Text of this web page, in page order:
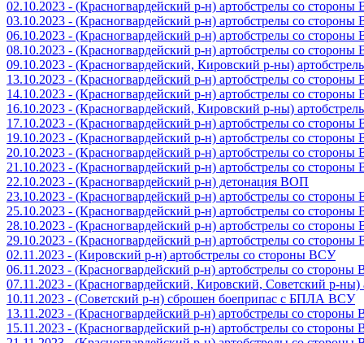
02.10.2023 - (Красногвардейский р-н) артобстрелы со
03.10.2023 - (Красногвардейский р-н) артобстрелы со
06.10.2023 - (Красногвардейский р-н) артобстрелы со
08.10.2023 - (Красногвардейский р-н) артобстрелы со
09.10.2023 - (Красногвардейский, Кировский р-ны)
13.10.2023 - (Красногвардейский р-н) артобстрелы со
14.10.2023 - (Красногвардейский р-н) артобстрелы со
16.10.2023 - (Красногвардейский, Кировский р-ны)
17.10.2023 - (Красногвардейский р-н) артобстрелы со
19.10.2023 - (Красногвардейский р-н) артобстрелы со
20.10.2023 - (Красногвардейский р-н) артобстрелы со
21.10.2023 - (Красногвардейский р-н) артобстрелы со
22.10.2023 - (Красногвардейский р-н) детонация ВОП
23.10.2023 - (Красногвардейский р-н) артобстрелы со
25.10.2023 - (Красногвардейский р-н) артобстрелы со
28.10.2023 - (Красногвардейский р-н) артобстрелы со
29.10.2023 - (Красногвардейский р-н) артобстрелы со
02.11.2023 - (Кировский р-н) артобстрелы со стороны ВСУ
06.11.2023 - (Красногвардейский р-н) артобстрелы со стороны
07.11.2023 - (Красногвардейский, Кировский, Советский р-
10.11.2023 - (Советский р-н) сброшен боеприпас с БПЛА ВСУ
13.11.2023 - (Красногвардейский р-н) артобстрелы со стороны
15.11.2023 - (Красногвардейский р-н) артобстрелы со стороны